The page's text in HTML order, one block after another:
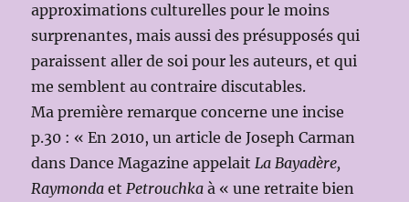
approximations culturelles pour le moins
surprenantes, mais aussi des présupposés qui
paraissent aller de soi pour les auteurs, et qui
me semblent au contraire discutables.
Ma première remarque concerne une incise
p.30 : « En 2010, un article de Joseph Carman
dans Dance Magazine appelaitLa Bayadère,
Raymonda et Petrouchka à « une retraite bien